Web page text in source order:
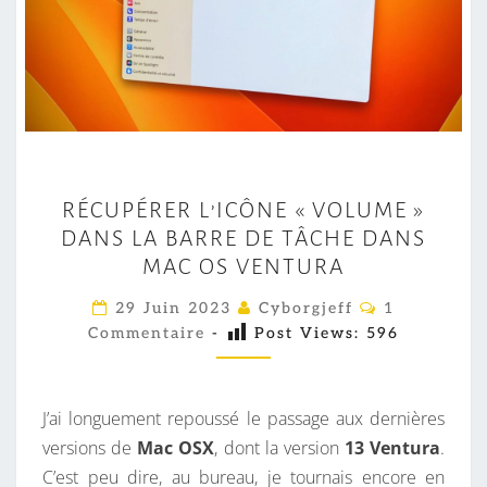
É
C
U
P
É
R
R
L
’
RÉCUPÉRER L’ICÔNE « VOLUME »
DANS LA BARRE DE TÂCHE DANS
MAC OS VENTURA
29 Juin 2023 Cyborgjeff
C
M
T
A
I
R
E
1
Commentaire - Post Views: 596
J’ai longuement repoussé le passage aux dernières
versions de Mac OSX, dont la version 13 Ventura.
C’est peu dire, au bureau, je tournais encore en